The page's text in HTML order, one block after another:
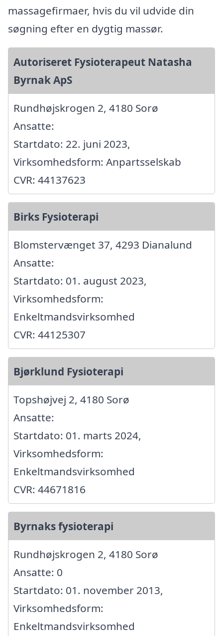
massagefirmaer, hvis du vil udvide din
søgning efter en dygtig massør.
Autoriseret Fysioterapeut Natasha
Byrnak ApS
Rundhøjskrogen 2, 4180 Sorø
Ansatte:
Startdato: 22. juni 2023,
Virksomhedsform: Anpartsselskab
CVR: 44137623
Birks Fysioterapi
Blomstervænget 37, 4293 Dianalund
Ansatte:
Startdato: 01. august 2023,
Virksomhedsform:
Enkeltmandsvirksomhed
CVR: 44125307
Bjørklund Fysioterapi
Topshøjvej 2, 4180 Sorø
Ansatte:
Startdato: 01. marts 2024,
Virksomhedsform:
Enkeltmandsvirksomhed
CVR: 44671816
Byrnaks fysioterapi
Rundhøjskrogen 2, 4180 Sorø
Ansatte: 0
Startdato: 01. november 2013,
Virksomhedsform:
Enkeltmandsvirksomhed